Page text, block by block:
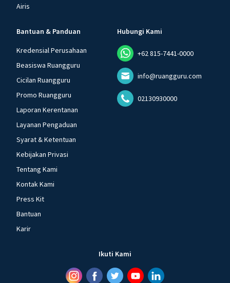
Airis
Bantuan & Panduan
Kredensial Perusahaan
Beasiswa Ruangguru
Cicilan Ruangguru
Promo Ruangguru
Laporan Kerentanan
Layanan Pengaduan
Syarat & Ketentuan
Kebijakan Privasi
Tentang Kami
Kontak Kami
Press Kit
Bantuan
Karir
Hubungi Kami
+62 815-7441-0000
info@ruangguru.com
02130930000
Ikuti Kami